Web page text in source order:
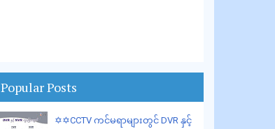
Popular Posts
✡️✡️CCTV ကင်မရာများတွင် DVR နှင့်